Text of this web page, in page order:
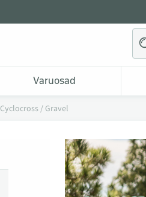
Varuosad
Cyclocross / Gravel